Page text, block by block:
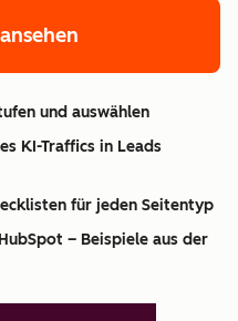
und auswählen
KI-Traffics in Leads
für jeden Seitentyp
– Beispiele aus der